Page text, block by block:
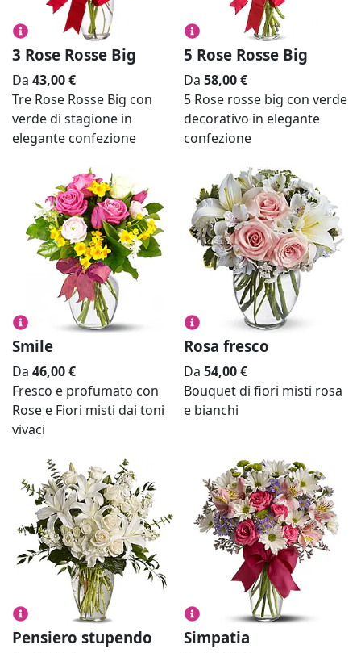
TORTE + FIORI
3 Rose Rosse Big
Da 43,00€
Tre Rose Rosse Big con
verde di stagione in
elegante confezione
5 Rose Rosse Big
Da 58,00€
5 Rose rosse big con verde
decorativo in elegante
confezione
Smile
Da 46,00€
Fresco e profumato con
Rose e Fiori misti dai toni
vivaci
Rosa fresco
Da 54,00€
Bouquet di fiori misti rosa
e bianchi
Pensiero stupendo Simpatia